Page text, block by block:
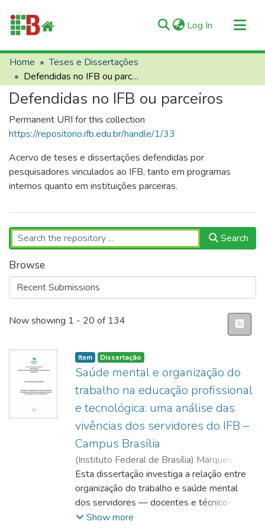
Log In (current)
Communities & Collections
All of RIIFB
Manuals and Terms
Statistics
About RIIFB
Help
Contacts
Home
Teses e Dissertações
Defendidas no IFB ou parceiros
Defendidas no IFB ou parceiros
Permanent URI for this collection
https://repositorio.ifb.edu.br/handle/1/33
Acervo de teses e dissertações defendidas por
pesquisadores vinculados ao IFB, tanto em programas
internos quanto em instituições parceiras.
Search
Browse
Recent Submissions
Now showing 1 - 20 of 134
Item Dissertação
Saúde mental e organização do
trabalho na educação profissional
e tecnológica: uma análise das
vivências dos servidores do IFB –
Campus Brasília
(Instituto Federal de Brasília) Marques,
Diego Henrique Galheno
Esta dissertação investiga a relação entre
organização do trabalho e saúde mental
dos servidores — docentes e técnico-
administrativos em educação (TAEs) — do
Show more